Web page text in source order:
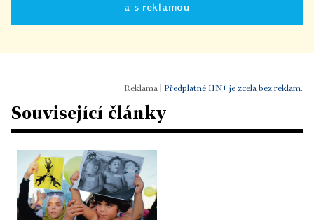
a s reklamou
Předplatné HN+ je zcela bez reklam.
Související články